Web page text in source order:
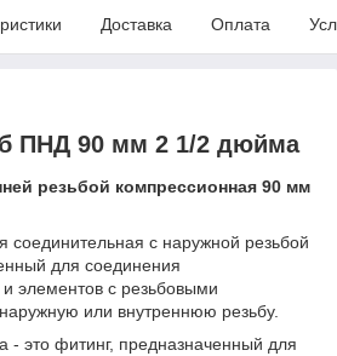
Доставка Оплата
ПНД 90 мм 2 1/2 дюйма
резьбой компрессионная 90 мм
соединительная c наружной резьбой
для соединения
элементов с резьбовыми
или внутреннюю резьбу.
- это фитинг, предназначенный для